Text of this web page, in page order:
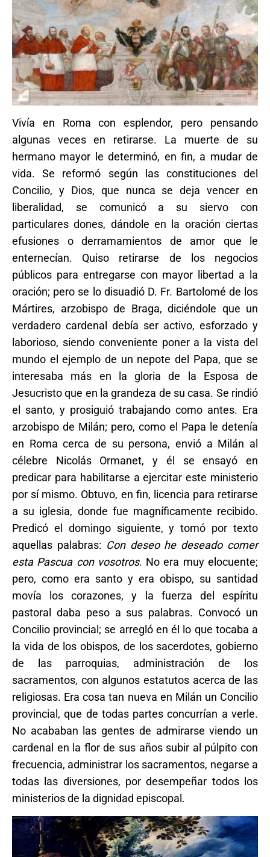
Vivía en Roma con esplendor, pero pensando
algunas veces en retirarse. La muerte de su
hermano mayor le determinó, en fin, a mudar de
vida. Se reformó según las constituciones del
Concilio, y Dios, que nunca se deja vencer en
liberalidad, se comunicó a su siervo con
particulares dones, dándole en la oración ciertas
efusiones o derramamientos de amor que le
enternecían. Quiso retirarse de los negocios
públicos para entregarse con mayor libertad a la
oración; pero se lo disuadió D. Fr. Bartolomé de los
Mártires, arzobispo de Braga, diciéndole que un
verdadero cardenal debía ser activo, esforzado y
laborioso, siendo conveniente poner a la vista del
mundo el ejemplo de un nepote del Papa, que se
interesaba más en la gloria de la Esposa de
Jesucristo que en la grandeza de su casa. Se rindió
el santo, y prosiguió trabajando como antes. Era
arzobispo de Milán; pero, como el Papa le detenía
en Roma cerca de su persona, envió a Milán al
célebre Nicolás Ormanet, y él se ensayó en
predicar para habilitarse a ejercitar este ministerio
por sí mismo. Obtuvo, en fin, licencia para retirarse
a su iglesia, donde fue magníficamente recibido.
Predicó el domingo siguiente, y tomó por texto
aquellas palabras: Con deseo he deseado comer
esta Pascua con vosotros. No era muy elocuente;
pero, como era santo y era obispo, su santidad
movía los corazones, y la fuerza del espíritu
pastoral daba peso a sus palabras. Convocó un
Concilio provincial; se arregló en él lo que tocaba a
la vida de los obispos, de los sacerdotes, gobierno
de las parroquias, administración de los
sacramentos, con algunos estatutos acerca de las
religiosas. Era cosa tan nueva en Milán un Concilio
provincial, que de todas partes concurrían a verle.
No acababan las gentes de admirarse viendo un
cardenal en la flor de sus años subir al púlpito con
frecuencia, administrar los sacramentos, negarse a
todas las diversiones, por desempeñar todos los
ministerios de la dignidad episcopal.